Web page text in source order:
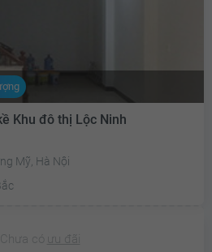
Khu đô thị Lộc Ninh
Mỹ, Hà Nội
Chưa có ưu đãi